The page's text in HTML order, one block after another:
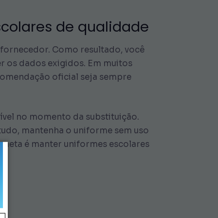
de qualidade
Como resultado, você
os dados exigidos. Em muitos
oficial seja sempre
no momento da substituição.
mantenha o uniforme sem uso
é manter uniformes escolares